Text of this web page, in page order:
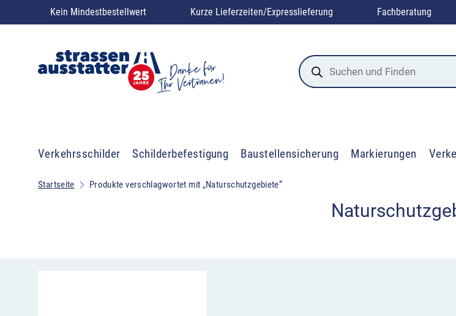
Kein Mindestbestellwert Kurze Lieferzeiten/Expresslieferung Fachberatung
Products
search
Verkehrsschilder Schilderbefestigung Baustellensicherung Markierungen
Startseite Produkte verschlagwortet mit „Naturschutzgebiete“